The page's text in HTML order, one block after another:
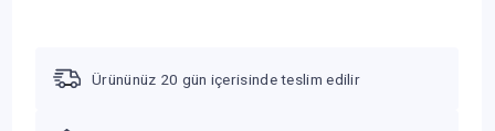
Ürününüz 20 gün içerisinde teslim edilir